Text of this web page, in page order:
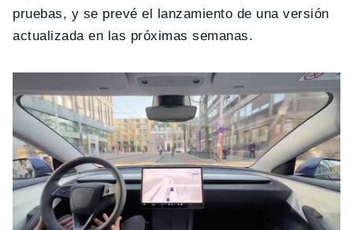
pruebas, y se prevé el lanzamiento de una versión
actualizada en las próximas semanas.